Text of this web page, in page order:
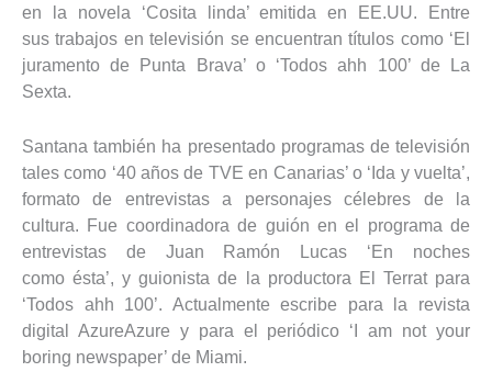
en la novela ‘Cosita linda’ emitida en EE.UU. Entre
sus trabajos en televisión se encuentran títulos como ‘El
juramento de Punta Brava’ o ‘Todos ahh 100’ de La
Sexta.
Santana también ha presentado programas de televisión
tales como ‘40 años de TVE en Canarias’ o ‘Ida y vuelta’,
formato de entrevistas a personajes célebres de la
cultura. Fue coordinadora de guión en el programa de
entrevistas de Juan Ramón Lucas ‘En noches
como ésta’, y guionista de la productora El Terrat para
‘Todos ahh 100’. Actualmente escribe para la revista
digital AzureAzure y para el periódico ‘I am not your
boring newspaper’ de Miami.